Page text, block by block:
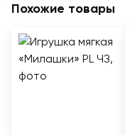
Похожие товары